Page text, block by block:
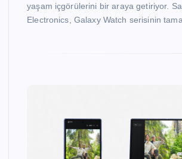
yaşam içgörülerini bir araya getiriyor.
Electronics, Galaxy Watch serisinin